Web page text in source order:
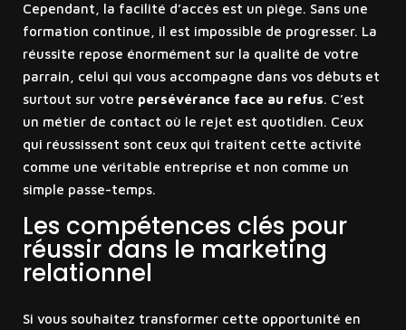
Cependant, la facilité d’accès est un piège. Sans une
formation continue, il est impossible de progresser. La
réussite repose énormément sur la qualité de votre
parrain, celui qui vous accompagne dans vos débuts et
surtout sur votre persévérance face au refus. C’est
un métier de contact où le rejet est quotidien. Ceux
qui réussissent sont ceux qui traitent cette activité
comme une véritable entreprise et non comme un
simple passe-temps.
Les compétences clés pour
réussir dans le marketing
relationnel
Si vous souhaitez transformer cette opportunité en